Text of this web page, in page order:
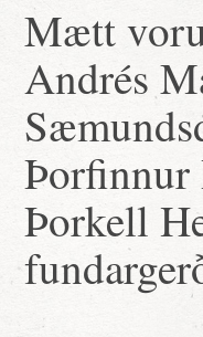
Mætt
Andrés
Þorfinnur
Þorkell